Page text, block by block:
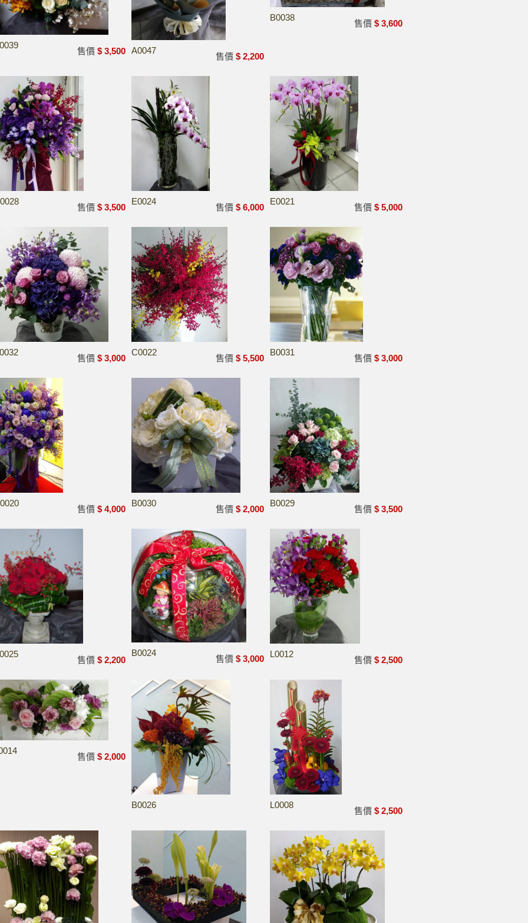
售價$ 3,500 A0047
售價$ 2,200
B0038
售價$ 3,600
售價$ 3,500
E0024
售價$ 6,000
E0021
售價$ 5,000
售價$ 3,000
C0022
售價$ 5,500
B0031
售價$ 3,000
售價$ 4,000
B0030
售價$ 2,000
B0029
售價$ 3,500
售價$ 2,200
B0024
售價$ 3,000 L0012
售價$ 2,500
售價$ 2,000
B0026 L0008
售價$ 2,500